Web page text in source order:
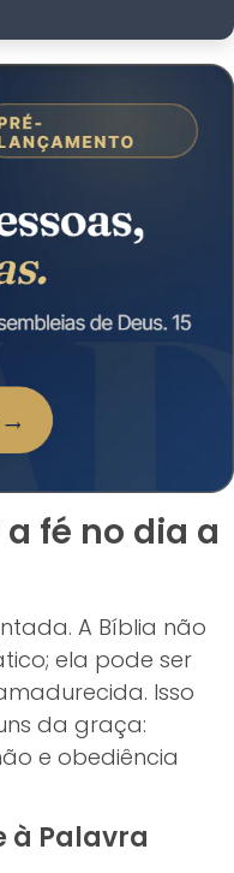
fé no dia a
A Bíblia não
ela pode ser
Isso
da graça:
e obediência
à Palavra